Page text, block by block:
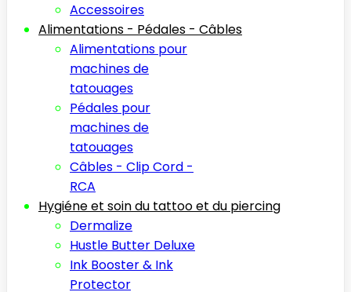
Accessoires
Alimentations - Pédales - Câbles
Alimentations pour
machines de
tatouages
Pédales pour
machines de
tatouages
Câbles - Clip Cord -
RCA
Hygiéne et soin du tattoo et du piercing
Dermalize
Hustle Butter Deluxe
Ink Booster & Ink
Protector